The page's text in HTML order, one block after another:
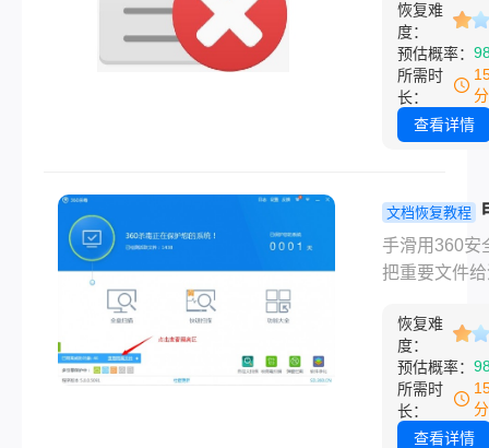
的知识加油
事不懂就点
进去搜索，
家也有去搜
档误删如何
一时间不知
那个使用，
给您介绍文
如何恢复。
恢复难
度：
预估概率：
所需时
长：
查看详情
文档恢复教程
用360删除
么恢复文件
的办法！
手滑用360安
把重要文件
了，那一刻
是不是直接
别急着拍大
脑用360删除
么恢复文件
恢复难
度：
预估概率：
所需时
长：
查看详情